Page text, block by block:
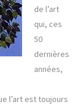
de l’art
qui, ces
50
dernières
années,
l’art est toujours